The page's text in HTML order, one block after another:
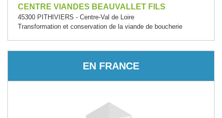
CENTRE VIANDES BEAUVALLET FILS
45300 PITHIVIERS - Centre-Val de Loire
Transformation et conservation de la viande de boucherie
EN FRANCE